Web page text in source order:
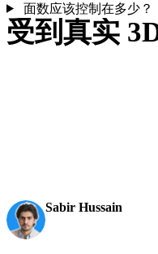
面数应该控制在多少？
受到真实
Sabir Hussain